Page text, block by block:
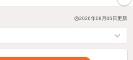
2026年08月05日更新